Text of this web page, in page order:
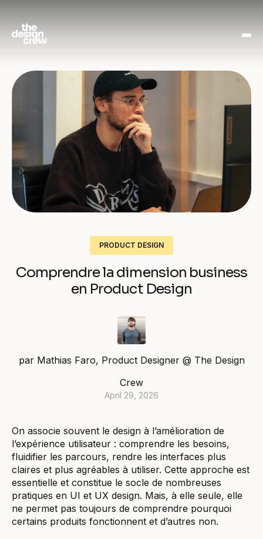
PRODUCT DESIGN
Comprendre la dimension business
en Product Design
par Mathias Faro, Product Designer @ The Design
Crew
April 29, 2026
On associe souvent le design à l’amélioration de
l’expérience utilisateur : comprendre les besoins,
fluidifier les parcours, rendre les interfaces plus
claires et plus agréables à utiliser. Cette approche est
essentielle et constitue le socle de nombreuses
pratiques en UI et UX design. Mais, à elle seule, elle
ne permet pas toujours de comprendre pourquoi
certains produits fonctionnent et d’autres non.